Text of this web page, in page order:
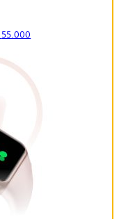
55.000